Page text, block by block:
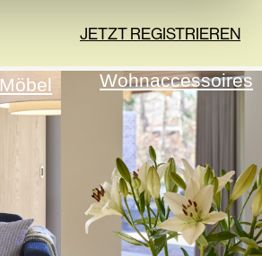
JETZT REGISTRIEREN
Möbel Wohnaccessoires